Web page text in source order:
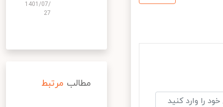
1401/07/
27
مطالب مرتبط